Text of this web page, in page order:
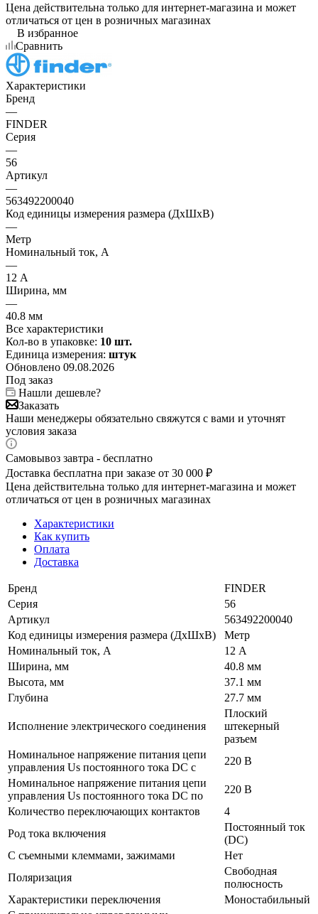
Цена действительна только для интернет-магазина и может
отличаться от цен в розничных магазинах
В избранное
Сравнить
Характеристики
Бренд
—
FINDER
Серия
—
56
Артикул
—
563492200040
Код единицы измерения размера (ДхШхВ)
—
Метр
Номинальный ток, А
—
12 А
Ширина, мм
—
40.8 мм
Все характеристики
Кол-во в упаковке: 10 шт.
Единица измерения: штук
Обновлено 09.08.2026
Под заказ
Нашли дешевле?
Заказать
Наши менеджеры обязательно свяжутся с вами и уточнят
условия заказа
Самовывоз завтра - бесплатно
Доставка бесплатна при заказе от 30 000 ₽
Цена действительна только для интернет-магазина и может
отличаться от цен в розничных магазинах
Характеристики
Как купить
Оплата
Доставка
Бренд
FINDER
Серия
56
Артикул
563492200040
Код единицы измерения размера (ДхШхВ)
Метр
Номинальный ток, А
12 А
Ширина, мм
40.8 мм
Высота, мм
37.1 мм
Глубина
27.7 мм
Исполнение электрического соединения
Плоский
штекерный
разъем
Номинальное напряжение питания цепи
управления Us постоянного тока DC с
220 В
Номинальное напряжение питания цепи
управления Us постоянного тока DC по
220 В
Количество переключающих контактов
4
Род тока включения
Постоянный ток
(DC)
С съемными клеммами, зажимами
Нет
Поляризация
Свободная
полюсность
Характеристики переключения
Моностабильный